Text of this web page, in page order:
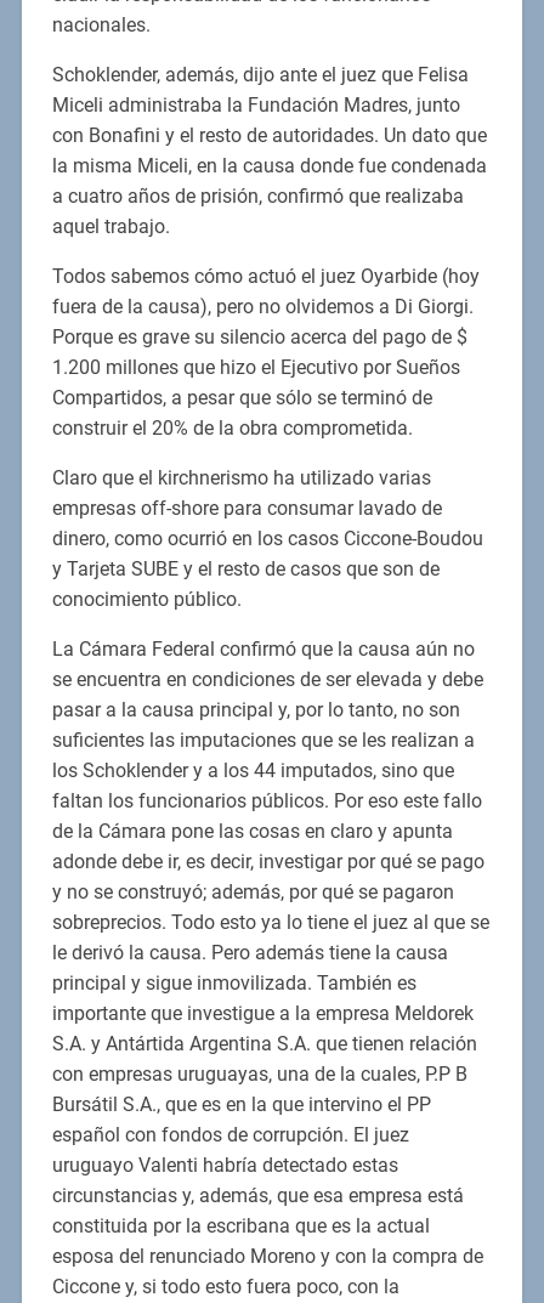
nacionales.
Schoklender, además, dijo ante el juez que Felisa
Miceli administraba la Fundación Madres, junto
con Bonafini y el resto de autoridades. Un dato que
la misma Miceli, en la causa donde fue condenada
a cuatro años de prisión, confirmó que realizaba
aquel trabajo.
Todos sabemos cómo actuó el juez Oyarbide (hoy
fuera de la causa), pero no olvidemos a Di Giorgi.
Porque es grave su silencio acerca del pago de $
1.200 millones que hizo el Ejecutivo por Sueños
Compartidos, a pesar que sólo se terminó de
construir el 20% de la obra comprometida.
Claro que el kirchnerismo ha utilizado varias
empresas off-shore para consumar lavado de
dinero, como ocurrió en los casos Ciccone-Boudou
y Tarjeta SUBE y el resto de casos que son de
conocimiento público.
La Cámara Federal confirmó que la causa aún no
se encuentra en condiciones de ser elevada y debe
pasar a la causa principal y, por lo tanto, no son
suficientes las imputaciones que se les realizan a
los Schoklender y a los 44 imputados, sino que
faltan los funcionarios públicos. Por eso este fallo
de la Cámara pone las cosas en claro y apunta
adonde debe ir, es decir, investigar por qué se pago
y no se construyó; además, por qué se pagaron
sobreprecios. Todo esto ya lo tiene el juez al que se
le derivó la causa. Pero además tiene la causa
principal y sigue inmovilizada. También es
importante que investigue a la empresa Meldorek
S.A. y Antártida Argentina S.A. que tienen relación
con empresas uruguayas, una de la cuales, P.P B
Bursátil S.A., que es en la que intervino el PP
español con fondos de corrupción. El juez
uruguayo Valenti habría detectado estas
circunstancias y, además, que esa empresa está
constituida por la escribana que es la actual
esposa del renunciado Moreno y con la compra de
Ciccone y, si todo esto fuera poco, con la